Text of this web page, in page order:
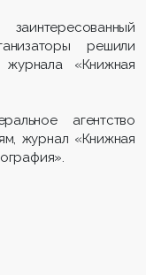
решили
«Книжная
агентство
журнал «Книжная